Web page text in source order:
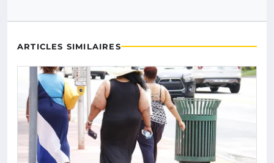
ARTICLES SIMILAIRES